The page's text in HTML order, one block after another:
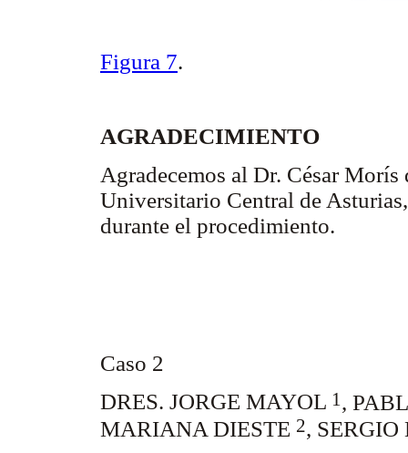
Figura 7.
AGRADECIMIENTO
Agradecemos al Dr. César
Universitario Central de
durante el procedimiento.
Caso 2
DRES. JORGE MAYOL 1 ,
MARIANA DIESTE 2,